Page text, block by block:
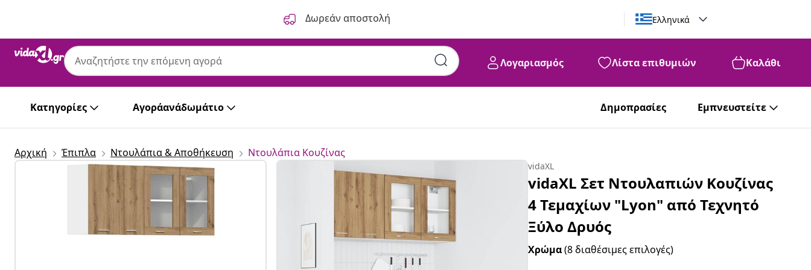
Δωρεάν αποστολή Ελληνικά
Λογαριασμός Λίστα επιθυμιών Καλάθι
Κατηγορίες Αγοράανάδωμάτιο Δημοπρασίες Εμπνευστείτε
Αρχική Έπιπλα Ντουλάπια & Αποθήκευση Ντουλάπια Κουζίνας
vidaXL
vidaXL Σετ Ντουλαπιών Κουζίνας
4 Τεμαχίων "Lyon" από Τεχνητό
Ξύλο Δρυός
Χρώμα(8 διαθέσιμες επιλογές)